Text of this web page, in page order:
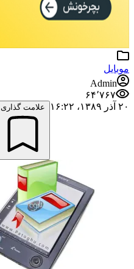
موبایل
Admin
۶۴٬۷۶۷
۲۰ آذر ۱۳۸۹،‏ ۱۶:۲۲
علامت گذاری